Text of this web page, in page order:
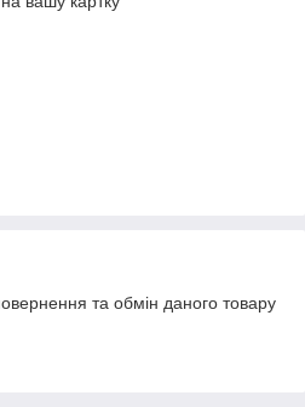
та обмін даного товару